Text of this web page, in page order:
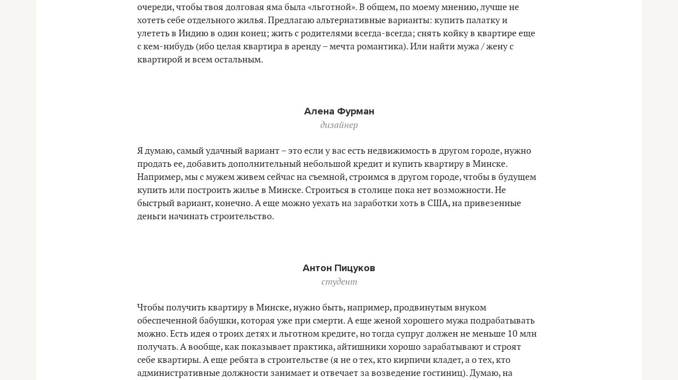
очереди, чтобы твоя долговая яма была «льготной». В общем, по моему мнению, лучше не
хотеть себе отдельного жилья. Предлагаю альтернативные варианты: купить палатку и
улететь в Индию в один конец; жить с родителями всегда-всегда; снять койку в квартире еще
с кем-нибудь (ибо целая квартира в аренду – мечта романтика). Или найти мужа / жену с
квартирой и всем остальным.
Алена Фурман
дизайнер
Я думаю, самый удачный вариант – это если у вас есть недвижимость в другом городе, нужно
продать ее, добавить дополнительный небольшой кредит и купить квартиру в Минске.
Например, мы с мужем живем сейчас на съемной, строимся в другом городе, чтобы в будущем
купить или построить жилье в Минске. Строиться в столице пока нет возможности. Не
быстрый вариант, конечно. А еще можно уехать на заработки хоть в США, на привезенные
деньги начинать строительство.
Антон Пицуков
студент
Чтобы получить квартиру в Минске, нужно быть, например, продвинутым внуком
обеспеченной бабушки, которая уже при смерти. А еще женой хорошего мужа подрабатывать
можно. Есть идея о троих детях и льготном кредите, но тогда супруг должен не меньше 10 млн
получать. А вообще, как показывает практика, айтишники хорошо зарабатывают и строят
себе квартиры. А еще ребята в строительстве (я не о тех, кто кирпичи кладет, а о тех, кто
административные должности занимает и отвечает за возведение гостиниц). Думаю, на